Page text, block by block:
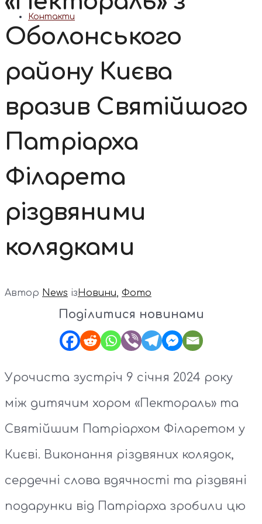
Контакти
Оболонського
району Києва
вразив Святійшого
Патріарха
Філарета
різдвяними
колядками
Автор News ізНовини, Фото
Поділитися новинами
Урочиста зустріч 9 січня 2024 року
між дитячим хором «Пектораль» та
Святійшим Патріархом Філаретом у
Києві. Виконання різдвяних колядок,
сердечні слова вдячності та різдвяні
подарунки від Патріарха зробили цю